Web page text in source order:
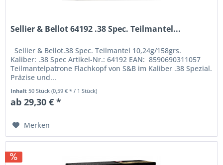
Sellier & Bellot 64192 .38 Spec. Teilmantel...
Sellier & Bellot.38 Spec. Teilmantel 10,24g/158grs.
Kaliber: .38 Spec Artikel-Nr.: 64192 EAN: 8590690311057
Teilmantelpatrone Flachkopf von S&B im Kaliber .38 Spezial.
Präzise und...
Inhalt50 Stück(0,59 € * / 1 Stück)
ab 29,30 € *
Merken